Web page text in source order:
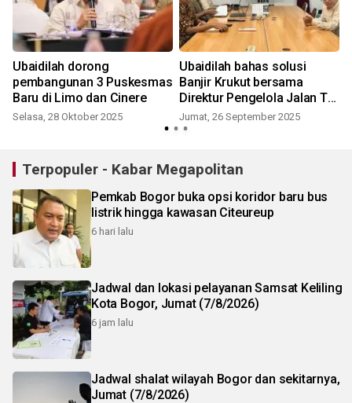
Ubaidilah dorong
pembangunan 3 Puskesmas
Baru di Limo dan Cinere
Selasa, 28 Oktober 2025
Ubaidilah bahas solusi
Banjir Krukut bersama
Direktur Pengelola Jalan Tol
Desari
Jumat, 26 September 2025
Terpopuler - Kabar Megapolitan
Pemkab Bogor buka opsi koridor baru bus
listrik hingga kawasan Citeureup
6 hari lalu
Jadwal dan lokasi pelayanan Samsat Keliling
Kota Bogor, Jumat (7/8/2026)
6 jam lalu
Jadwal shalat wilayah Bogor dan sekitarnya,
Jumat (7/8/2026)